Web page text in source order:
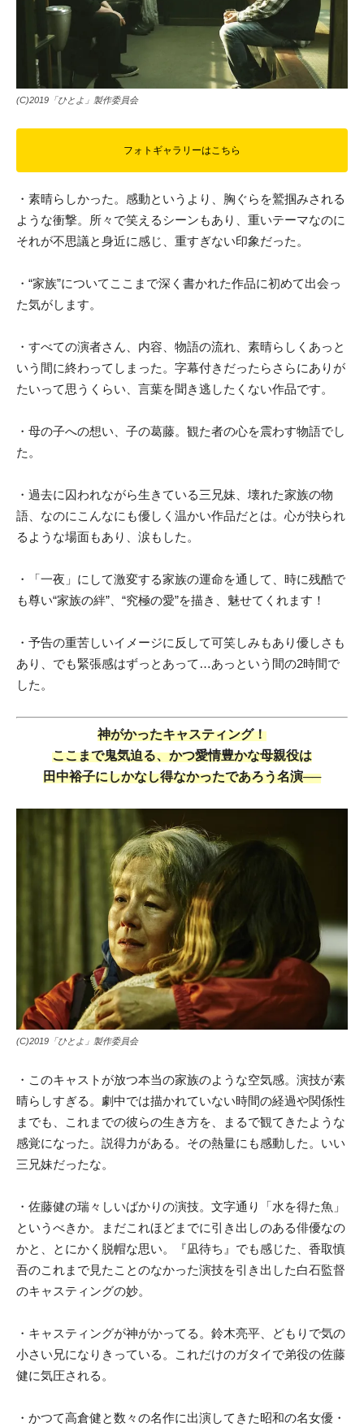
(C)2019「ひとよ」製作委員会
フォトギャラリーはこちら
・素晴らしかった。感動というより、胸ぐらを鷲掴みされる
ような衝撃。所々で笑えるシーンもあり、重いテーマなのに
それが不思議と身近に感じ、重すぎない印象だった。
・“家族”についてここまで深く書かれた作品に初めて出会っ
た気がします。
・すべての演者さん、内容、物語の流れ、素晴らしくあっと
いう間に終わってしまった。字幕付きだったらさらにありが
たいって思うくらい、言葉を聞き逃したくない作品です。
・母の子への想い、子の葛藤。観た者の心を震わす物語でし
た。
・過去に囚われながら生きている三兄妹、壊れた家族の物
語、なのにこんなにも優しく温かい作品だとは。心が抉られ
るような場面もあり、涙もした。
・「一夜」にして激変する家族の運命を通して、時に残酷で
も尊い“家族の絆”、“究極の愛”を描き、魅せてくれます！
・予告の重苦しいイメージに反して可笑しみもあり優しさも
あり、でも緊張感はずっとあって…あっという間の2時間で
した。
神がかったキャスティング！
ここまで鬼気迫る、かつ愛情豊かな母親役は
田中裕子にしかなし得なかったであろう名演──
(C)2019「ひとよ」製作委員会
・このキャストが放つ本当の家族のような空気感。演技が素
晴らしすぎる。劇中では描かれていない時間の経過や関係性
までも、これまでの彼らの生き方を、まるで観てきたような
感覚になった。説得力がある。その熱量にも感動した。‬いい
三兄妹だったな。
・佐藤健の瑞々しいばかりの演技。文字通り「水を得た魚」
というべきか。まだこれほどまでに引き出しのある俳優なの
かと、とにかく脱帽な思い。『凪待ち』でも感じた、香取慎
吾のこれまで見たことのなかった演技を引き出した白石監督
のキャスティングの妙。
・キャスティングが神がかってる。鈴木亮平、どもりで気の
小さい兄になりきっている。これだけのガタイで弟役の佐藤
健に気圧される。
・かつて高倉健と数々の名作に出演してきた昭和の名女優・